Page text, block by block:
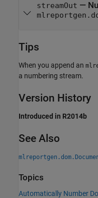
streamOut —
Tips
When you append an
a numbering stream.
Version History
Introduced in R2014b
See Also
Topics
Automatically Number